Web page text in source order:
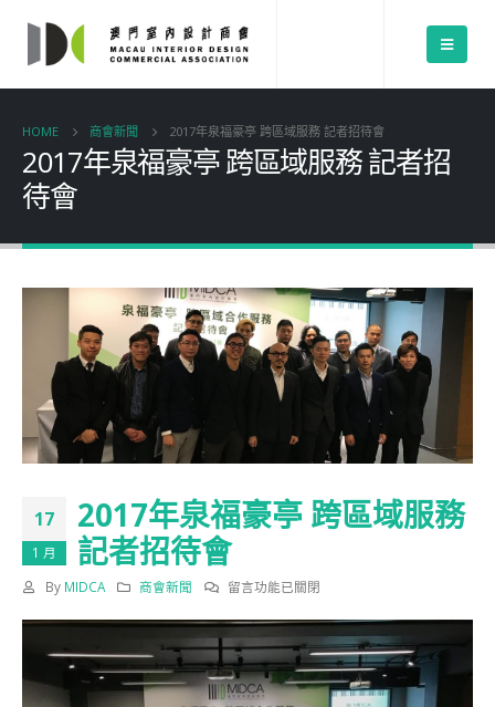
HOME 商會新聞 2017年泉福豪亭 跨區域服務 記者招待會
2017年泉福豪亭 跨區域服務 記者招
待會
17
1 月
2017年泉福豪亭 跨區域服務
記者招待會
By MIDCA 商會新聞
在
年
泉
福
豪
留言功能已關閉